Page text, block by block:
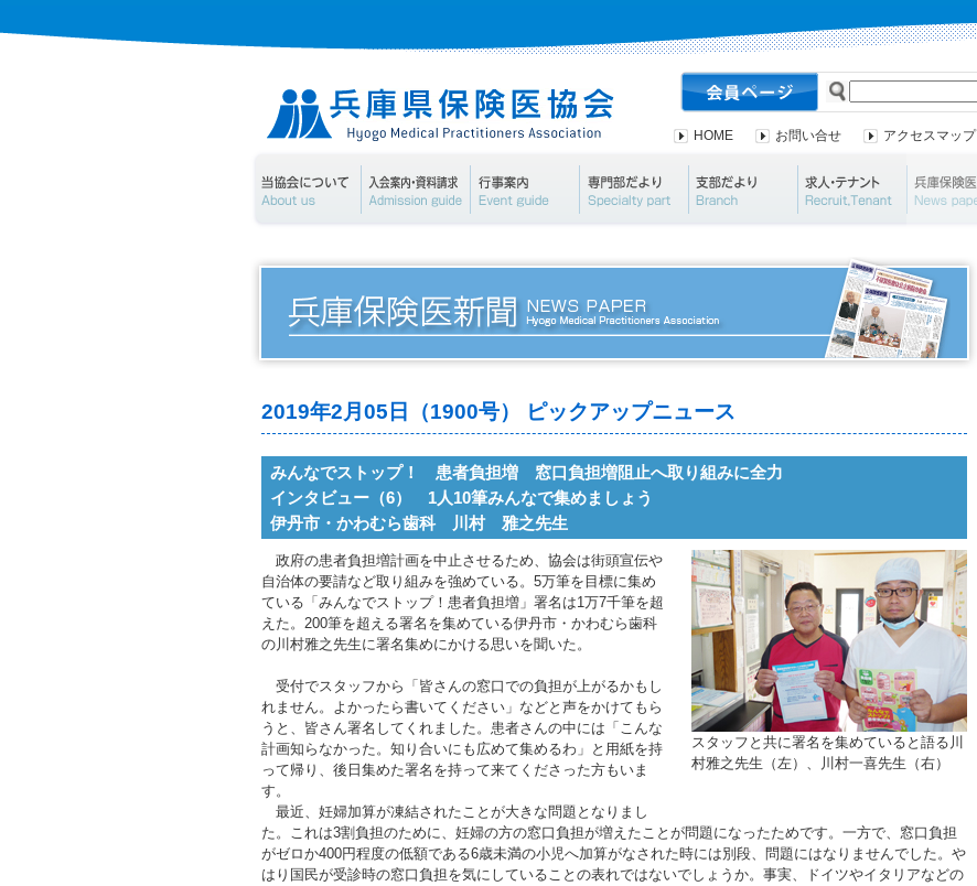
HOME お問い合せ アクセスマップ
2019年2月05日（1900号） ピックアップニュース
みんなでストップ！ 患者負担増 窓口負担増阻止へ取り組みに全力
インタビュー（6） 1人10筆みんなで集めましょう
伊丹市・かわむら歯科 川村 雅之先生
スタッフと共に署名を集めていると語る川
村雅之先生（左）、川村一喜先生（右）
政府の患者負担増計画を中止させるため、協会は街頭宣伝や
自治体の要請など取り組みを強めている。5万筆を目標に集め
ている「みんなでストップ！患者負担増」署名は1万7千筆を超
えた。200筆を超える署名を集めている伊丹市・かわむら歯科
の川村雅之先生に署名集めにかける思いを聞いた。
受付でスタッフから「皆さんの窓口での負担が上がるかもし
れません。よかったら書いてください」などと声をかけてもら
うと、皆さん署名してくれました。患者さんの中には「こんな
計画知らなかった。知り合いにも広めて集めるわ」と用紙を持
って帰り、後日集めた署名を持って来てくださった方もいま
す。
最近、妊婦加算が凍結されたことが大きな問題となりまし
た。これは3割負担のために、妊婦の方の窓口負担が増えたことが問題になったためです。一方で、窓口負担
がゼロか400円程度の低額である6歳未満の小児へ加算がなされた時には別段、問題にはなりませんでした。や
はり国民が受診時の窓口負担を気にしていることの表れではないでしょうか。事実、ドイツやイタリアなどの